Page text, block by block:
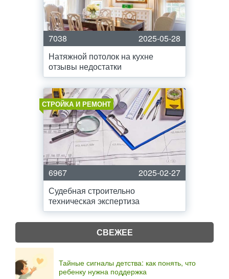
7038
2025-05-28
Натяжной потолок на кухне
отзывы недостатки
СТРОЙКА И РЕМОНТ
6967
2025-02-27
Судебная строительно
техническая экспертиза
СВЕЖЕЕ
Тайные сигналы детства: как понять, что
ребенку нужна поддержка